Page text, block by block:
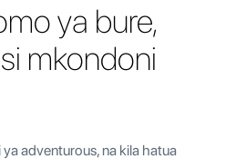
ya bure,
mkondoni
ya adventurous, na kila hatua